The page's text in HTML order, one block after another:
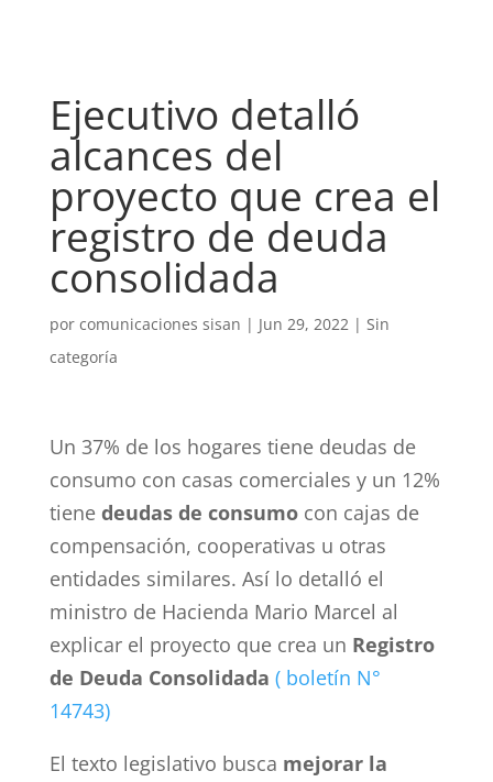
Ejecutivo detalló
alcances del
proyecto que crea el
registro de deuda
consolidada
por comunicaciones sisan | Jun 29, 2022| Sin
categoría
Un 37% de los hogares tiene deudas de
consumo con casas comerciales y un 12%
tiene deudas de consumocon cajas de
compensación, cooperativas u otras
entidades similares. Así lo detalló el
ministro de Hacienda Mario Marcel al
explicar el proyecto que crea un Registro
de Deuda Consolidada ( boletín N°
14743)
El texto legislativo busca mejorar la